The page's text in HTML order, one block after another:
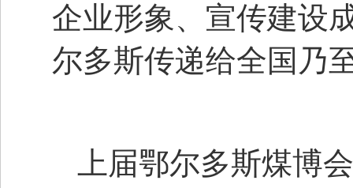
企业形象、宣传建设
尔多斯传递给全国乃
上届鄂尔多斯煤博